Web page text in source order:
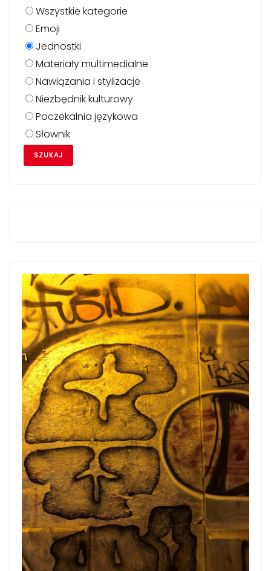
Wszystkie kategorie
Emoji
Jednostki
Materiały multimedialne
Nawiązania i stylizacje
Niezbędnik kulturowy
Poczekalnia językowa
Słownik